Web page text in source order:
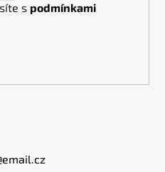
s podmínkami
email.cz